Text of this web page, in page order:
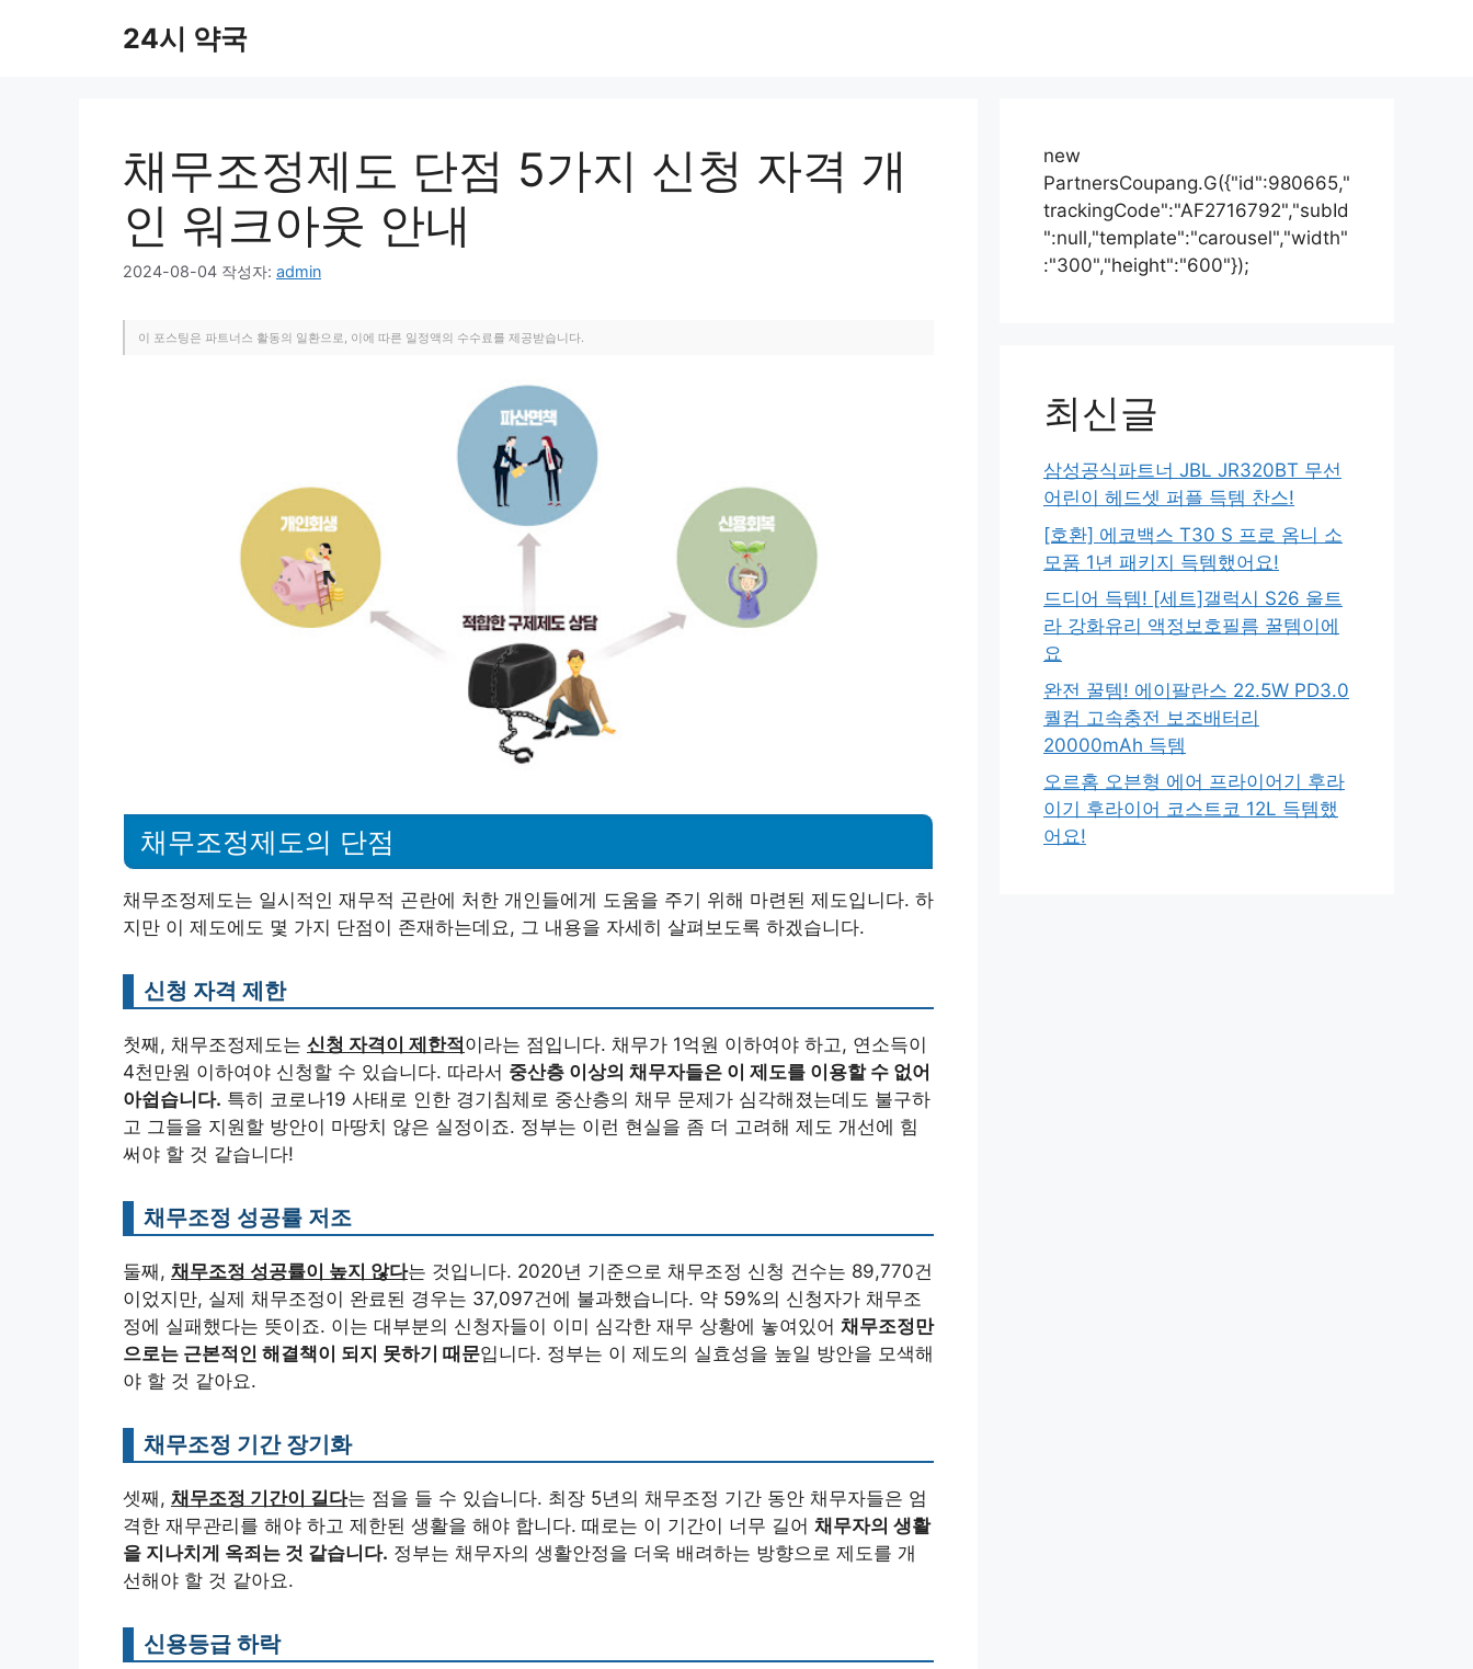
24시 약국
채무조정제도 단점 5가지 신청 자격 개
인 워크아웃 안내
2024-08-04 작성자: admin
이 포스팅은 파트너스 활동의 일환으로, 이에 따른 일정액의 수수료를 제공받습니다.
채무조정제도의 단점
채무조정제도는 일시적인 재무적 곤란에 처한 개인들에게 도움을 주기 위해 마련된 제도입니다. 하
지만 이 제도에도 몇 가지 단점이 존재하는데요, 그 내용을 자세히 살펴보도록 하겠습니다.
신청 자격 제한
첫째, 채무조정제도는 신청 자격이 제한적이라는 점입니다. 채무가 1억원 이하여야 하고, 연소득이
4천만원 이하여야 신청할 수 있습니다. 따라서 중산층 이상의 채무자들은 이 제도를 이용할 수 없어
아쉽습니다. 특히 코로나19 사태로 인한 경기침체로 중산층의 채무 문제가 심각해졌는데도 불구하
고 그들을 지원할 방안이 마땅치 않은 실정이죠. 정부는 이런 현실을 좀 더 고려해 제도 개선에 힘
써야 할 것 같습니다!
채무조정 성공률 저조
둘째, 채무조정 성공률이 높지 않다는 것입니다. 2020년 기준으로 채무조정 신청 건수는 89,770건
이었지만, 실제 채무조정이 완료된 경우는 37,097건에 불과했습니다. 약 59%의 신청자가 채무조
정에 실패했다는 뜻이죠. 이는 대부분의 신청자들이 이미 심각한 재무 상황에 놓여있어 채무조정만
으로는 근본적인 해결책이 되지 못하기 때문입니다. 정부는 이 제도의 실효성을 높일 방안을 모색해
야 할 것 같아요.
채무조정 기간 장기화
셋째, 채무조정 기간이 길다는 점을 들 수 있습니다. 최장 5년의 채무조정 기간 동안 채무자들은 엄
격한 재무관리를 해야 하고 제한된 생활을 해야 합니다. 때로는 이 기간이 너무 길어 채무자의 생활
을 지나치게 옥죄는 것 같습니다. 정부는 채무자의 생활안정을 더욱 배려하는 방향으로 제도를 개
선해야 할 것 같아요.
신용등급 하락
new
PartnersCoupang.G({"id":980665,"
trackingCode":"AF2716792","subId
":null,"template":"carousel","width"
:"300","height":"600"});
최신글
삼성공식파트너 JBL JR320BT 무선
어린이 헤드셋 퍼플 득템 찬스!
[호환] 에코백스 T30 S 프로 옴니 소
모품 1년 패키지 득템했어요!
드디어 득템! [세트]갤럭시 S26 울트
라 강화유리 액정보호필름 꿀템이에
요
완전 꿀템! 에이팔란스 22.5W PD3.0
퀄컴 고속충전 보조배터리
20000mAh 득템
오르홈 오븐형 에어 프라이어기 후라
이기 후라이어 코스트코 12L 득템했
어요!